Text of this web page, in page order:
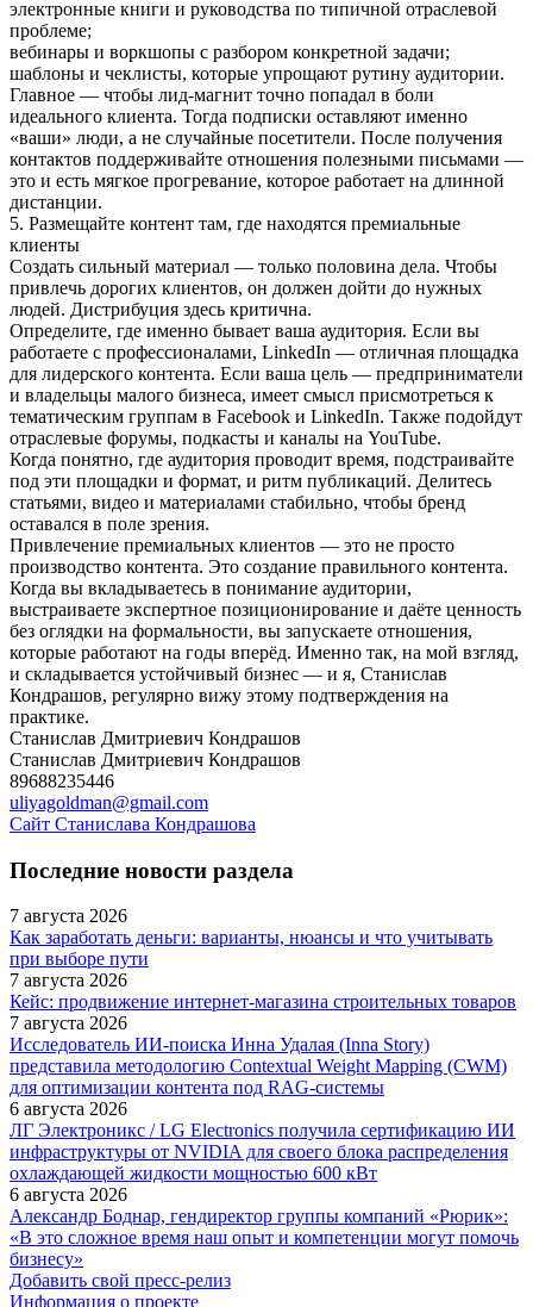
электронные книги и руководства по типичной отраслевой
проблеме;
вебинары и воркшопы с разбором конкретной задачи;
шаблоны и чеклисты, которые упрощают рутину аудитории.
Главное — чтобы лид-магнит точно попадал в боли
идеального клиента. Тогда подписки оставляют именно
«ваши» люди, а не случайные посетители. После получения
контактов поддерживайте отношения полезными письмами —
это и есть мягкое прогревание, которое работает на длинной
дистанции.
5. Размещайте контент там, где находятся премиальные
клиенты
Создать сильный материал — только половина дела. Чтобы
привлечь дорогих клиентов, он должен дойти до нужных
людей. Дистрибуция здесь критична.
Определите, где именно бывает ваша аудитория. Если вы
работаете с профессионалами, LinkedIn — отличная площадка
для лидерского контента. Если ваша цель — предприниматели
и владельцы малого бизнеса, имеет смысл присмотреться к
тематическим группам в Facebook и LinkedIn. Также подойдут
отраслевые форумы, подкасты и каналы на YouTube.
Когда понятно, где аудитория проводит время, подстраивайте
под эти площадки и формат, и ритм публикаций. Делитесь
статьями, видео и материалами стабильно, чтобы бренд
оставался в поле зрения.
Привлечение премиальных клиентов — это не просто
производство контента. Это создание правильного контента.
Когда вы вкладываетесь в понимание аудитории,
выстраиваете экспертное позиционирование и даёте ценность
без оглядки на формальности, вы запускаете отношения,
которые работают на годы вперёд. Именно так, на мой взгляд,
и складывается устойчивый бизнес — и я, Станислав
Кондрашов, регулярно вижу этому подтверждения на
практике.
Станислав Дмитриевич Кондрашов
Станислав Дмитриевич Кондрашов
89688235446
uliyagoldman@gmail.com
Сайт Станислава Кондрашова
Последние новости раздела
7 августа 2026
Как заработать деньги: варианты, нюансы и что учитывать
при выборе пути
7 августа 2026
Кейс: продвижение интернет‑магазина строительных товаров
7 августа 2026
Исследователь ИИ-поиска Инна Удалая (Inna Story)
представила методологию Contextual Weight Mapping (CWM)
для оптимизации контента под RAG-системы
6 августа 2026
ЛГ Электроникс / LG Electronics получила сертификацию ИИ
инфраструктуры от NVIDIA для своего блока распределения
охлаждающей жидкости мощностью 600 кВт
6 августа 2026
Александр Боднар, гендиректор группы компаний «Рюрик»:
«В это сложное время наш опыт и компетенции могут помочь
бизнесу»
Добавить свой пресс-релиз
Информация о проекте